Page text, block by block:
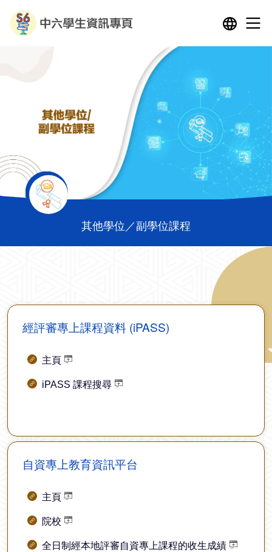
其他學位／副學位課程
經評審專上課程資料 (iPASS)
主頁
iPASS 課程搜尋
自資專上教育資訊平台
主頁
院校
全日制經本地評審自資專上課程的收生成績